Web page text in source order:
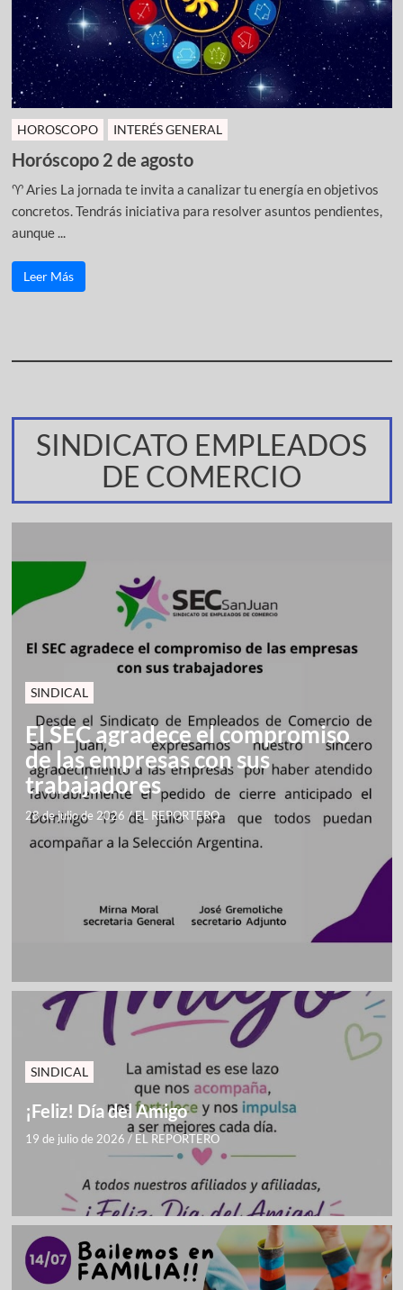
HOROSCOPO INTERÉS GENERAL
Horóscopo 2 de agosto
♈ Aries La jornada te invita a canalizar tu energía en objetivos
concretos. Tendrás iniciativa para resolver asuntos pendientes,
aunque ...
Leer Más
SINDICATO EMPLEADOS
DE COMERCIO
SINDICAL
El SEC agradece el compromiso
de las empresas con sus
trabajadores
28 de julio de 2026 /EL REPORTERO
SINDICAL
¡Feliz! Día del Amigo
19 de julio de 2026 / EL REPORTERO